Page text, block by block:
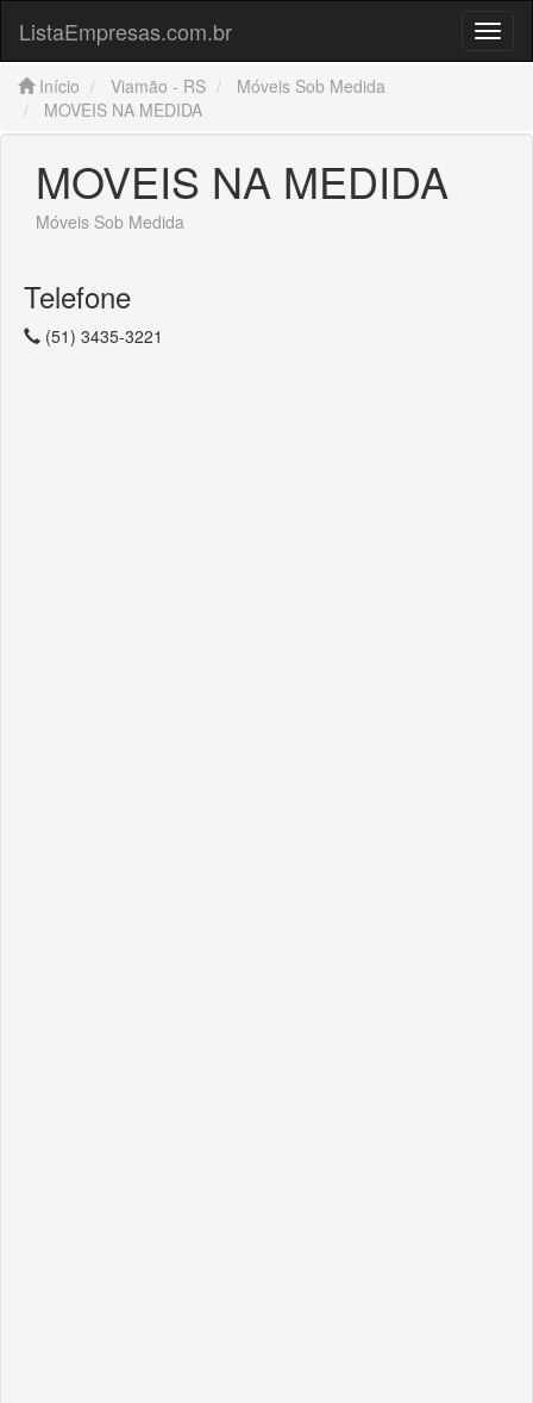
Menu
ListaEmpresas.com.br
Início Viamão - RS
Móveis Sob Medida
MOVEIS NA MEDIDA
MOVEIS NA MEDIDA
Móveis Sob Medida
Telefone
(51) 3435-3221